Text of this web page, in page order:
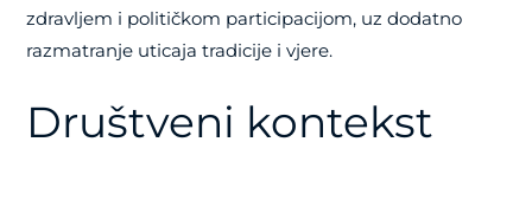
zdravljem i političkom participacijom, uz dodatno
razmatranje uticaja tradicije i vjere.
Društveni kontekst